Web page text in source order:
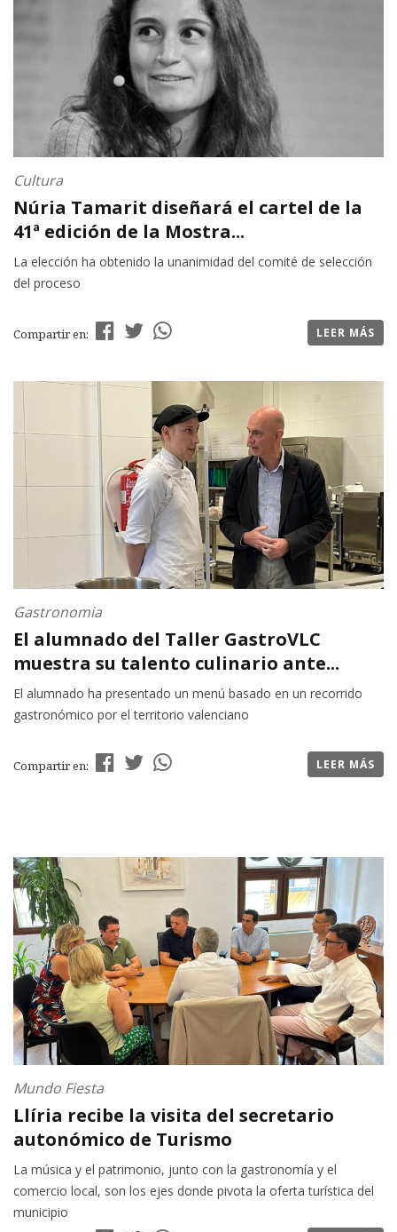
Cultura
Núria Tamarit diseñará el cartel de la
41ª edición de la Mostra...
La elección ha obtenido la unanimidad del comité de selección
del proceso
Compartir en: LEER MÁS
Gastronomia
El alumnado del Taller GastroVLC
muestra su talento culinario ante...
El alumnado ha presentado un menú basado en un recorrido
gastronómico por el territorio valenciano
Compartir en: LEER MÁS
Mundo Fiesta
Llíria recibe la visita del secretario
autonómico de Turismo
La música y el patrimonio, junto con la gastronomía y el
comercio local, son los ejes donde pivota la oferta turística del
municipio